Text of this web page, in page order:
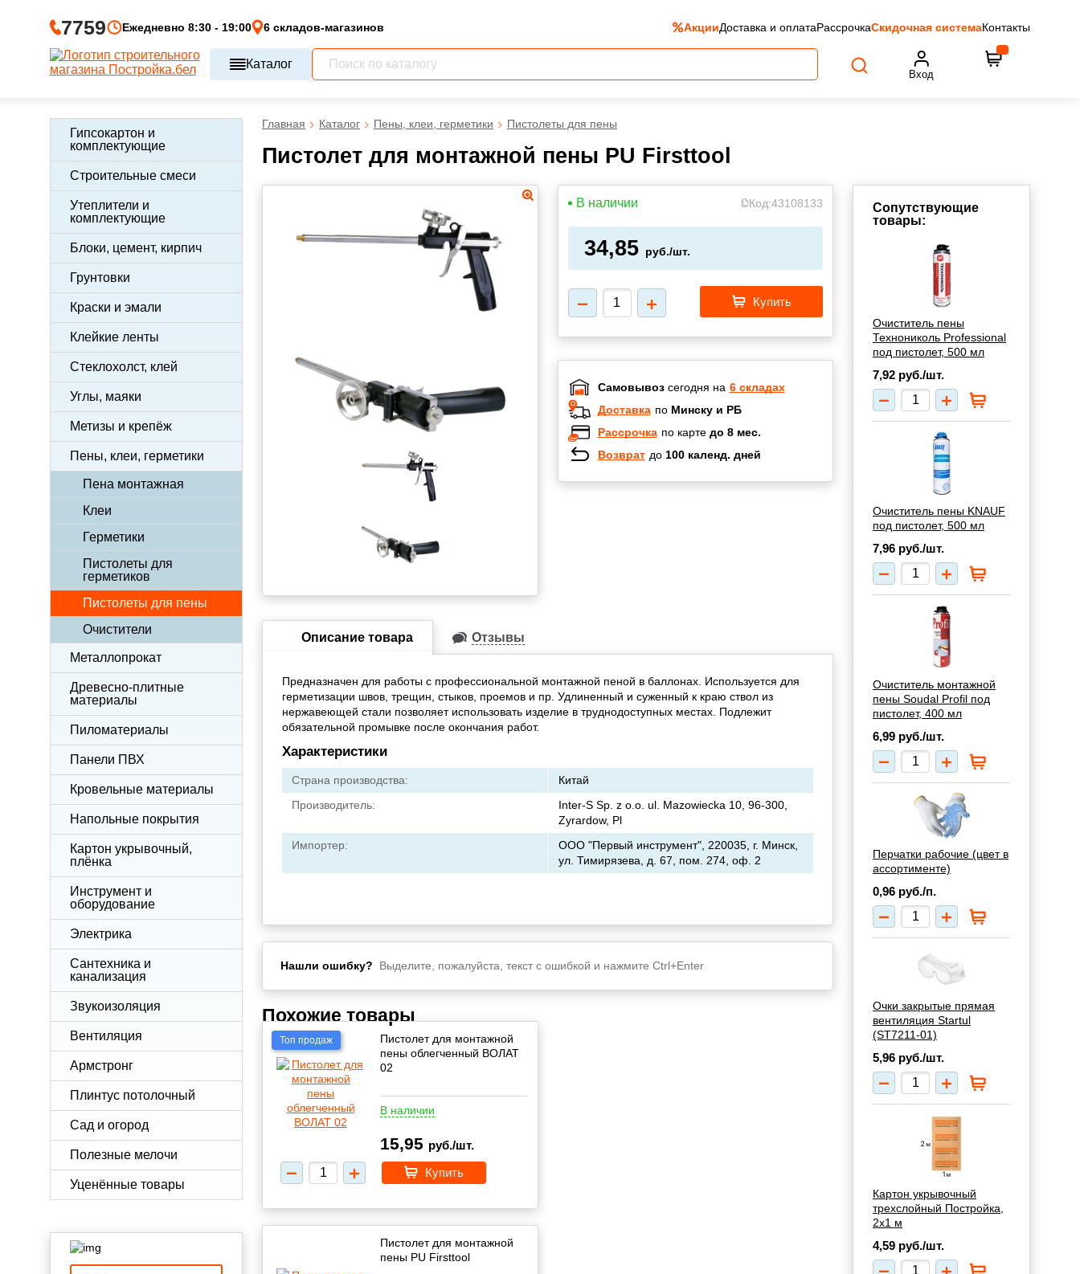
7759 Ежедневно 8:30 - 19:00 6 складов-магазинов АкцииДоставка и оплатаРассрочкаСкидочная системаКонтакты
Каталог
Вход
Гипсокартон и
комплектующие
Строительные смеси
Утеплители и
комплектующие
Блоки, цемент, кирпич
Грунтовки
Краски и эмали
Клейкие ленты
Стеклохолст, клей
Углы, маяки
Метизы и крепёж
Пены, клеи, герметики
Пена монтажная
Клеи
Герметики
Пистолеты для
герметиков
Пистолеты для пены
Очистители
Металлопрокат
Древесно-плитные
материалы
Пиломатериалы
Панели ПВХ
Кровельные материалы
Напольные покрытия
Картон укрывочный,
плёнка
Инструмент и
оборудование
Электрика
Сантехника и
канализация
Звукоизоляция
Вентиляция
Армстронг
Плинтус потолочный
Сад и огород
Полезные мелочи
Уценённые товары
Главная Каталог Пены, клеи, герметики Пистолеты для пены
Пистолет для монтажной пены PU Firsttool
В наличии Код:43108133
34,85 руб./шт.
Купить
Самовывозсегодня на 6 складах
Доставка по Минску и РБ
Рассрочка по карте до 8 мес.
Возврат до 100 календ. дней
Описание товара Отзывы
Предназначен для работы с профессиональной монтажной пеной в баллонах. Используется для
герметизации швов, трещин, стыков, проемов и пр. Удлиненный и суженный к краю ствол из
нержавеющей стали позволяет использовать изделие в труднодоступных местах. Подлежит
обязательной промывке после окончания работ.
Характеристики
Страна производства:
Китай
Производитель:
Inter-S Sp. z o.o. ul. Mazowiecka 10, 96-300,
Zyrardow, Pl
Импортер:
ООО "Первый инструмент", 220035, г. Минск,
ул. Тимирязева, д. 67, пом. 274, оф. 2
Нашли ошибку? Выделите, пожалуйста, текст с ошибкой и нажмите Ctrl+Enter
Похожие товары
Топ продаж
Пистолет для монтажной
пены облегченный ВОЛАТ
02
В наличии
15,95 руб./шт.
Купить
Пистолет для монтажной
пены PU Firsttool
Сопутствующие
товары:
Очиститель пены
Технониколь Professional
под пистолет, 500 мл
7,92 руб./шт.
Очиститель пены KNAUF
под пистолет, 500 мл
7,96 руб./шт.
Очиститель монтажной
пены Soudal Profil под
пистолет, 400 мл
6,99 руб./шт.
Перчатки рабочие (цвет в
ассортименте)
0,96 руб./п.
Очки закрытые прямая
вентиляция Startul
(ST7211-01)
5,96 руб./шт.
Картон укрывочный
трехслойный Постройка,
2х1 м
4,59 руб./шт.